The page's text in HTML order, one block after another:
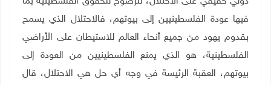
فيها عودة الفلسطينيين إلى بيوتهم، فالاحتلال الذي يسمح
بقدوم يهود من جميع أنحاء العالم للاستيطان على الأراضي
الفلسطينية، هو الذي يمنع الفلسطينيين من العودة إلى
بيوتهم، العقبة الرئيسة في وجه أي حل هي الاحتلال، قال